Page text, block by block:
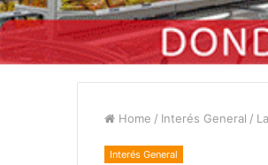
Home / Interés General /
Interés General